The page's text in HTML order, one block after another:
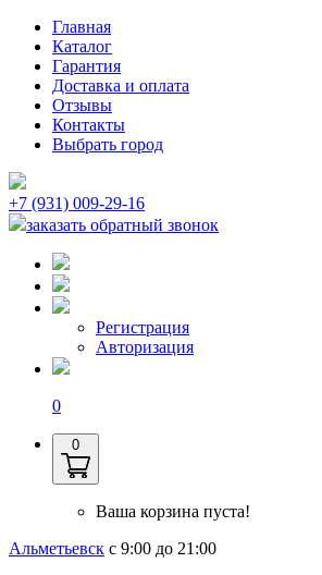
Главная
Каталог
Гарантия
Доставка и оплата
Отзывы
Контакты
Выбрать город
+7 (931) 009-29-16
заказать обратный звонок
Регистрация
Авторизация
0
0
Ваша корзина пуста!
Альметьевск с 9:00 до 21:00